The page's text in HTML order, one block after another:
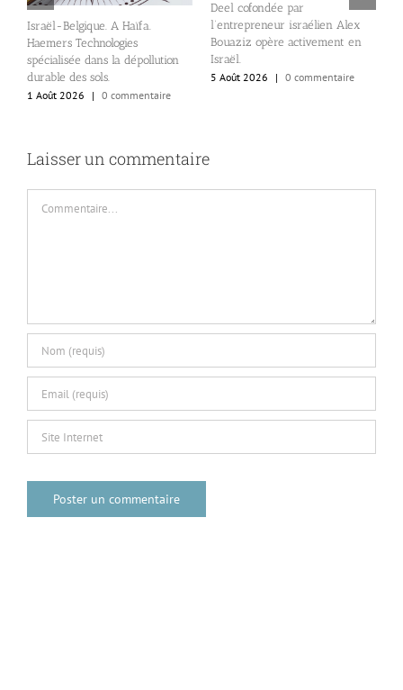
Israël-Belgique. A Haïfa.
Haemers Technologies
spécialisée dans la dépollution
durable des sols.
1 Août 2026
| 0 commentaire
Deel cofondée par
l’entrepreneur israélien Alex
Bouaziz opère activement en
Israël.
5 Août 2026
| 0 commentaire
Laisser un commentaire